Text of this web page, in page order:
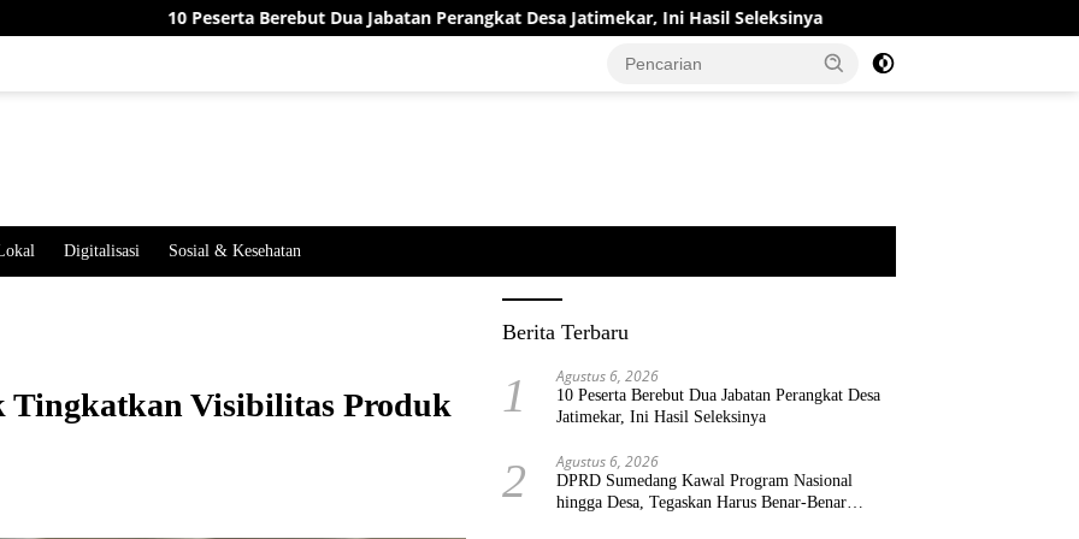
10 Peserta Berebut Dua Jabatan Perangkat Desa Jatimekar, Ini Hasil Seleksinya DPRD Sumedang Kawal Program
Digitalisasi Sosial & Kesehatan
Tingkatkan Visibilitas Produk
Berita Terbaru
1 Agustus 6, 2026
10 Peserta Berebut Dua Jabatan Perangkat Desa
Jatimekar, Ini Hasil Seleksinya
2 Agustus 6, 2026
DPRD Sumedang Kawal Program Nasional
hingga Desa, Tegaskan Harus Benar-Benar